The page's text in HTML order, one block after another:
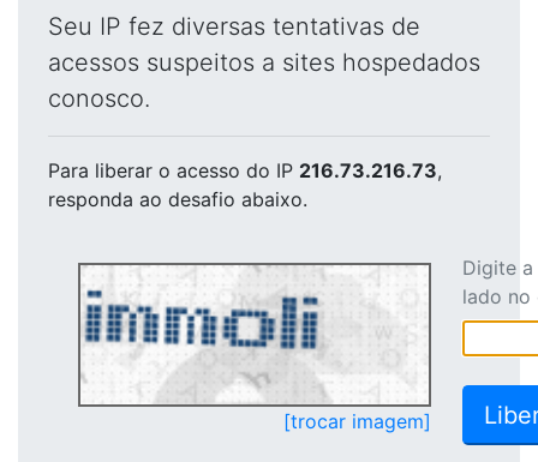
Seu IP fez diversas tentativas de
acessos suspeitos a sites hospedados
conosco.
Para liberar o acesso do IP 216.73.216.73,
responda ao desafio abaixo.
[trocar imagem]
Digite
lado no